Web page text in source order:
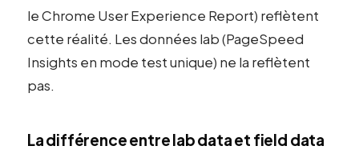
le Chrome User Experience Report) reflètent
cette réalité. Les données lab (PageSpeed
Insights en mode test unique) ne la reflètent
pas.
La différence entre lab data et field data